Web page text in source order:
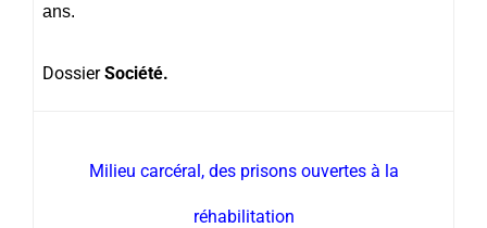
ans.
DossierSociété.
Milieu carcéral, des prisons ouvertes à la
réhabilitation